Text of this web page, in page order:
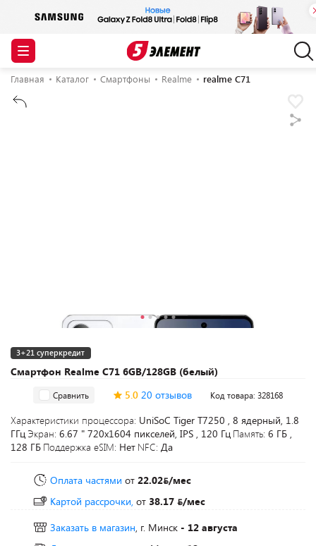
Главная Каталог Смартфоны Realme realme C71
Смартфон Realme C71 6GB/128GB (белый)
3+21 суперкредит
Сравнить 5.0 20 отзывов Код товара: 328168
Характеристики процессора: UniSoC Tiger T7250 , 8 ядерный, 1.8
ГГц Экран: 6.67 " 720x1604 пикселей, IPS , 120 Гц Память: 6 ГБ ,
128 ГБ Поддержка eSIM: Нет NFC: Да
Оплата частями от 22.02 /мес
Картой рассрочки, от 38.17
/мес
Заказать в магазин, г. Минск - 12 августа